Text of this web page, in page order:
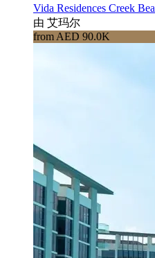
Vida Residences Creek
由 艾玛尔
from AED 90.0K